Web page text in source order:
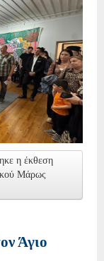
η έκθεση
Μάρως
Άγιο